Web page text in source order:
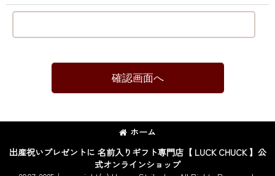
確認画面へ
ホーム
出産祝いプレゼントに 名前入りギフト専門店【 LUCK CHUCK 】公
式オンラインショップ